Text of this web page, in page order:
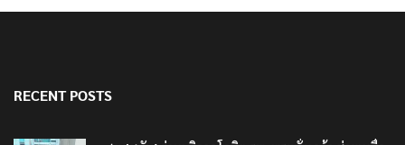
RECENT POSTS